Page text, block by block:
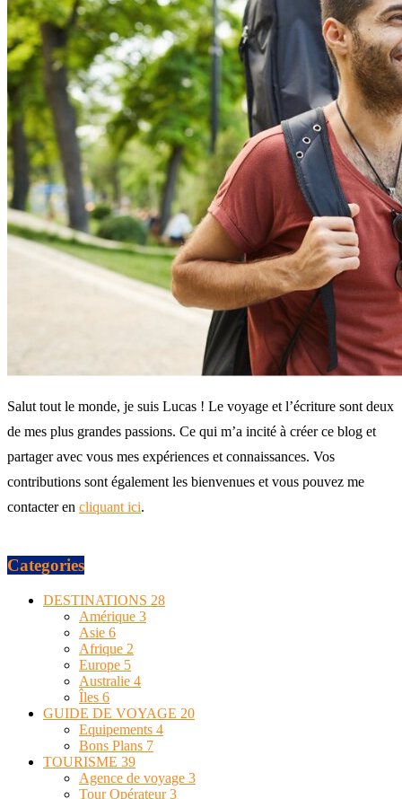
Salut tout le monde, je suis Lucas ! Le voyage et l’écriture sont deux
de mes plus grandes passions. Ce qui m’a incité à créer ce blog et
partager avec vous mes expériences et connaissances. Vos
contributions sont également les bienvenues et vous pouvez me
contacter en cliquant ici.
Categories
DESTINATIONS 28
Amérique 3
Asie 6
Afrique 2
Europe 5
Australie 4
Îles 6
GUIDE DE VOYAGE 20
Equipements 4
Bons Plans 7
TOURISME 39
Agence de voyage 3
Tour Opérateur3